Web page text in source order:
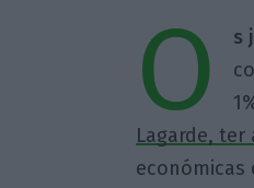
O s
Lagarde, ter
económicas